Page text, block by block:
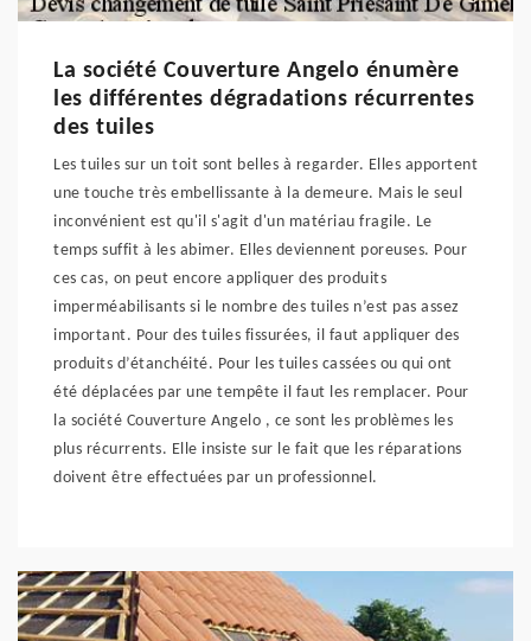
La société Couverture Angelo énumère
les différentes dégradations récurrentes
des tuiles
Les tuiles sur un toit sont belles à regarder. Elles apportent
une touche très embellissante à la demeure. Mais le seul
inconvénient est qu'il s'agit d'un matériau fragile. Le
temps suffit à les abimer. Elles deviennent poreuses. Pour
ces cas, on peut encore appliquer des produits
imperméabilisants si le nombre des tuiles n’est pas assez
important. Pour des tuiles fissurées, il faut appliquer des
produits d’étanchéité. Pour les tuiles cassées ou qui ont
été déplacées par une tempête il faut les remplacer. Pour
la société Couverture Angelo , ce sont les problèmes les
plus récurrents. Elle insiste sur le fait que les réparations
doivent être effectuées par un professionnel.